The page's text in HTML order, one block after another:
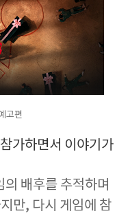
고편
가하면서 이야기가
의 배후를 추적하며
만, 다시 게임에 참